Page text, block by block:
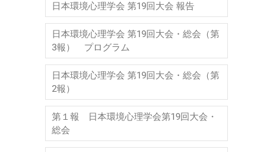
日本環境心理学会 第19回大会 報告
日本環境心理学会 第19回大会・総会（第
3報） プログラム
日本環境心理学会 第19回大会・総会（第
2報）
第１報 日本環境心理学会第19回大会・
総会